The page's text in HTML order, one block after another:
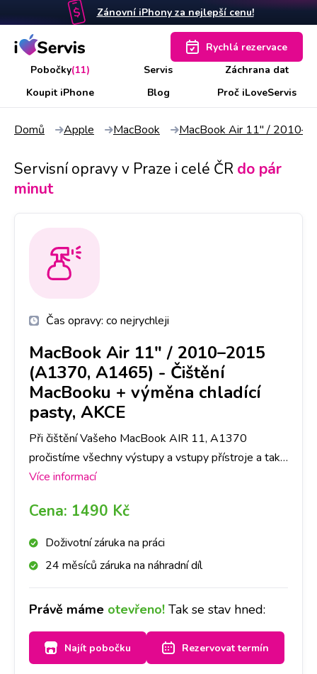
Zánovní iPhony za nejlepší cenu!
Pobočky(11) Servis
Záchrana dat
Koupit iPhone
Blog Proč iLoveServis
Rychlá rezervace
Domů Apple MacBook MacBook Air 11" /
Servisní opravy v Praze i celé ČR do pár
minut
Čas opravy: co nejrychleji
MacBook Air 11" / 2010–2015
(A1370, A1465) - Čištění
MacBooku + výměna chladící
pasty, AKCE
Při čištění Vašeho MacBook AIR 11, A1370
pročistíme všechny výstupy a vstupy přístroje a také
vyměníme chladící pastu pod procesorem. Stačí se
Více informací
Cena: 1490 Kč
Doživotní záruka na práci
24 měsíců záruka na náhradní díl
Právě máme otevřeno! Tak se stav hned:
Najít pobočku Rezervovat termín